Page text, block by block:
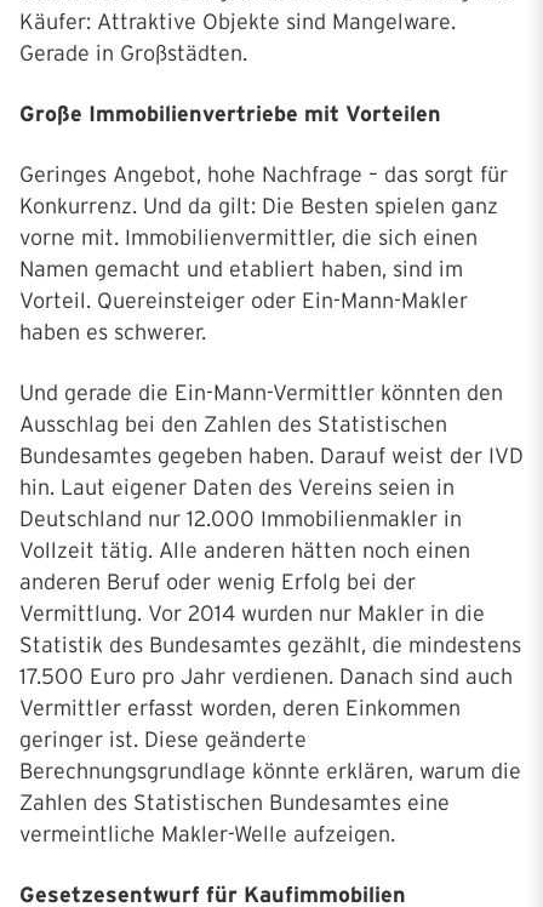
Käufer: Attraktive Objekte sind Mangelware.
Gerade in Großstädten.
Große Immobilienvertriebe mit Vorteilen
Geringes Angebot, hohe Nachfrage – das sorgt für
Konkurrenz. Und da gilt: Die Besten spielen ganz
vorne mit. Immobilienvermittler, die sich einen
Namen gemacht und etabliert haben, sind im
Vorteil. Quereinsteiger oder Ein-Mann-Makler
haben es schwerer.
Und gerade die Ein-Mann-Vermittler könnten den
Ausschlag bei den Zahlen des Statistischen
Bundesamtes gegeben haben. Darauf weist der IVD
hin. Laut eigener Daten des Vereins seien in
Deutschland nur 12.000 Immobilienmakler in
Vollzeit tätig. Alle anderen hätten noch einen
anderen Beruf oder wenig Erfolg bei der
Vermittlung. Vor 2014 wurden nur Makler in die
Statistik des Bundesamtes gezählt, die mindestens
17.500 Euro pro Jahr verdienen. Danach sind auch
Vermittler erfasst worden, deren Einkommen
geringer ist. Diese geänderte
Berechnungsgrundlage könnte erklären, warum die
Zahlen des Statistischen Bundesamtes eine
vermeintliche Makler-Welle aufzeigen.
Gesetzesentwurf für Kaufimmobilien